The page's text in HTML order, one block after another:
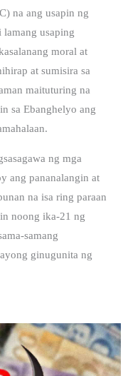
na ang usapin ng
usaping
moral at
at sumisira sa
maituturing na
sa Ebanghelyo ang
ng mga
ang pananalangin at
na isa ring paraan
noong ika-21 ng
samang
ginugunita ng